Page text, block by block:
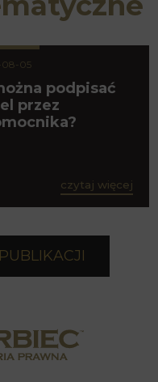
08-05
podpisać
przez
czytaj więcej